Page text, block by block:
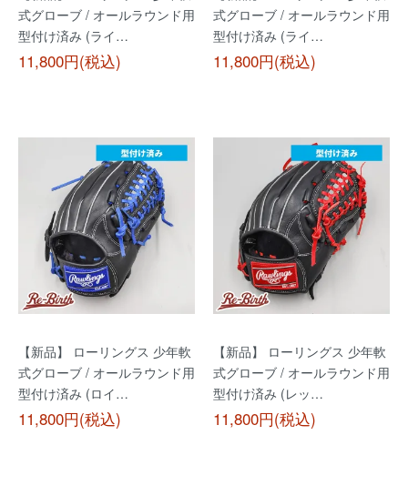
式グローブ / オールラウンド用
型付け済み (ライ…
11,800円(税込)
式グローブ / オールラウンド用
型付け済み (ライ…
11,800円(税込)
【新品】 ローリングス 少年軟
式グローブ / オールラウンド用
型付け済み (ロイ…
11,800円(税込)
【新品】 ローリングス 少年軟
式グローブ / オールラウンド用
型付け済み (レッ…
11,800円(税込)